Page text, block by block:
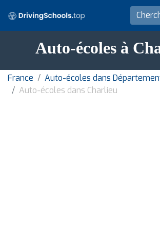
Auto-écoles à
France
Auto-écoles dans
Auto-écoles dans Charlieu